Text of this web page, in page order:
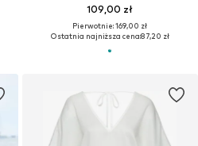
109,00 zł
Pierwotnie: 169,00 zł
Ostatnia najniższa cena:87,20 zł